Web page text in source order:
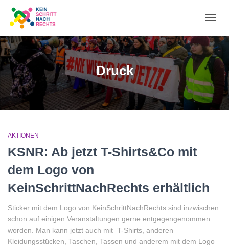
Druck
AKTIONEN
KSNR: Ab jetzt T-Shirts&Co mit
dem Logo von
KeinSchrittNachRechts erhältlich
Sticker mit dem Logo von KeinSchrittNachRechts sind inzwischen
schon auf einigen Veranstaltungen gerne entgegengenommen
worden. Man kann jetzt auch mit T-Shirts, anderen
Kleidungsstücken, Taschen, Tassen und anderem mit dem Logo